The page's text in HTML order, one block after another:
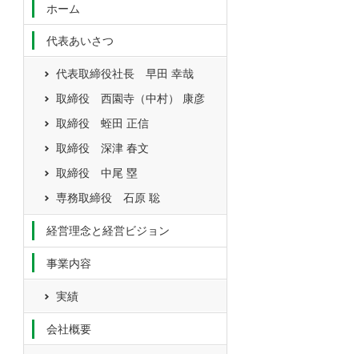
ホーム
代表あいさつ
代表取締役社長 早田 幸哉
取締役 西園寺（中村） 康彦
取締役 蛭田 正信
取締役 深津 春文
取締役 中尾 塁
専務取締役 石原 聡
経営理念と経営ビジョン
事業内容
実績
会社概要